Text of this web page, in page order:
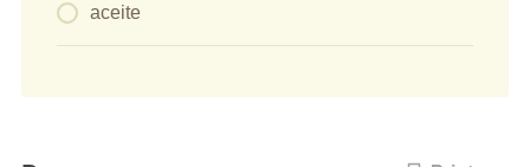
aceite